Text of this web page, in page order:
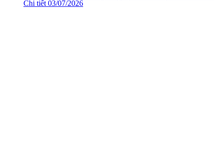
Chi tiết 03/07/2026